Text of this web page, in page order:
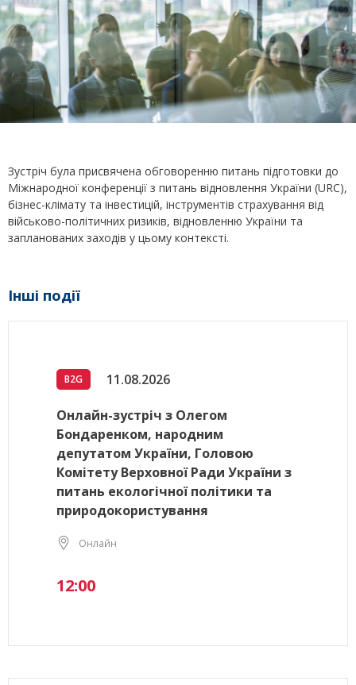
Зустріч була присвячена обговоренню питань підготовки до
Міжнародної конференції з питань відновлення України (URC),
бізнес-клімату та інвестицій, інструментів страхування від
військово-політичних ризиків, відновленню України та
запланованих заходів у цьому контексті.
Інші події
B2G 11.08.2026
Онлайн-зустріч з Олегом
Бондаренком, народним
депутатом України, Головою
Комітету Верховної Ради України з
питань екологічної політики та
природокористування
Онлайн
12:00